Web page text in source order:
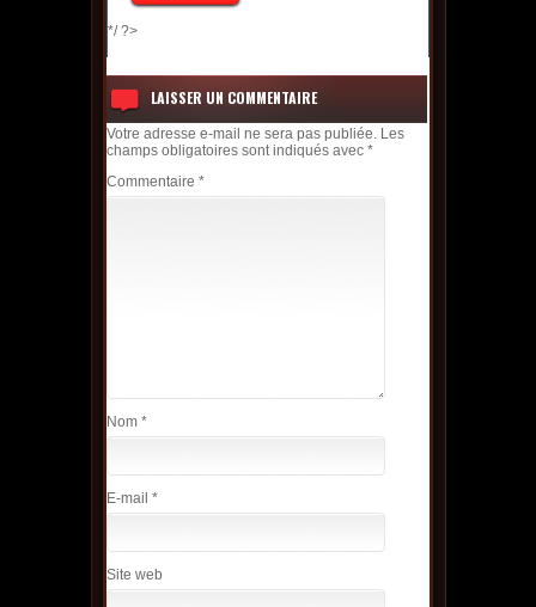
*/ ?>
LAISSER UN COMMENTAIRE
Votre adresse e-mail ne sera pas publiée. Les
champs obligatoires sont indiqués avec *
Commentaire *
Nom *
E-mail *
Site web